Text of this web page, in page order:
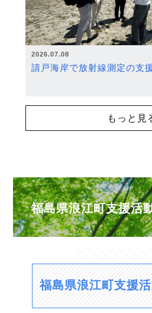
2026.07.08
請戸海岸で放射線測定の支
もっと見
福島県浪江町支援活
福島県浪江町支援